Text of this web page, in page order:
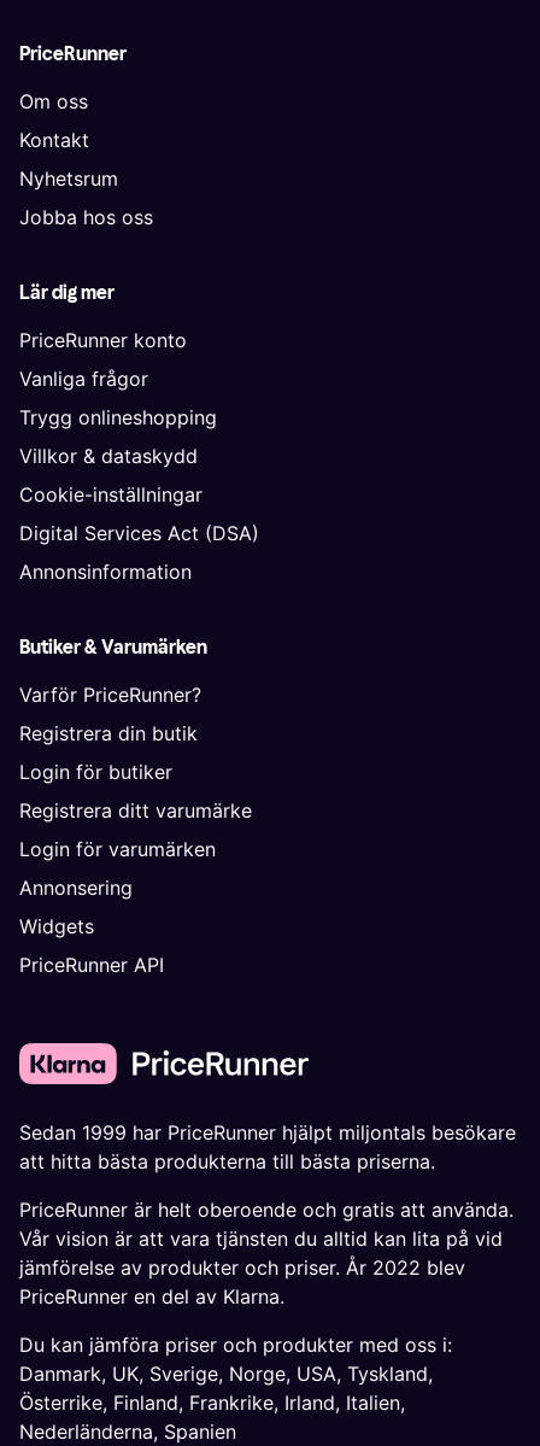
PriceRunner
Om oss
Kontakt
Nyhetsrum
Jobba hos oss
Lär dig mer
PriceRunner konto
Vanliga frågor
Trygg onlineshopping
Villkor & dataskydd
Cookie-inställningar
Digital Services Act (DSA)
Annonsinformation
Butiker & Varumärken
Varför PriceRunner?
Registrera din butik
Login för butiker
Registrera ditt varumärke
Login för varumärken
Annonsering
Widgets
PriceRunner API
Sedan 1999 har PriceRunner hjälpt miljontals besökare
att hitta bästa produkterna till bästa priserna.
PriceRunner är helt oberoende och gratis att använda.
Vår vision är att vara tjänsten du alltid kan lita på vid
jämförelse av produkter och priser. År 2022 blev
PriceRunner en del av Klarna.
Du kan jämföra priser och produkter med oss i:
Danmark, UK, Sverige, Norge, USA, Tyskland,
Österrike, Finland, Frankrike, Irland, Italien,
Nederländerna, Spanien